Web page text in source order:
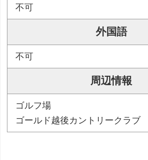
不可
外国語
不可
周辺情報
ゴルフ場
ゴールド越後カントリークラブ